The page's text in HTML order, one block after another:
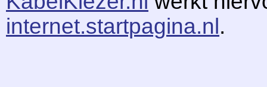
internet.startpagina.nl.